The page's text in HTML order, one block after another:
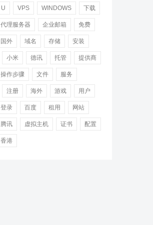
U VPS WINDOWS 下载
代理服务器 企业邮箱 免费
国外 域名 存储 安装
小米 德讯 托管 提供商
操作步骤 文件 服务
注册 海外 游戏 用户
登录 百度 租用 网站
腾讯 虚拟主机 证书 配置
香港